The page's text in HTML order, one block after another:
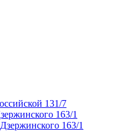
131/7
163/1
163/1